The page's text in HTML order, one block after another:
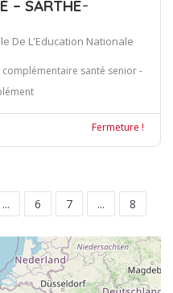
– SARTHE
De L'Education Nationale
complémentaire santé senior -
Fermeture !
... 6 7 ... 8